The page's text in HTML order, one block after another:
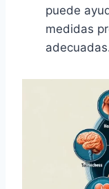
puede
medidas